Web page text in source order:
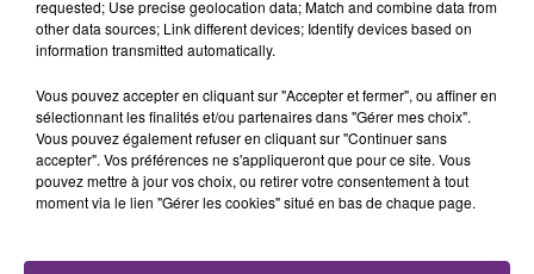
justifiée par la sécheresse intense qui est toujours
présente.
10h16
LE MAGASIN JOUÉCLUB DE REIMS FERME
SES PORTES
requested; Use precise geolocation data; Match and combine data from
other data sources; Link different devices; Identify devices based on
information transmitted automatically.
Vous pouvez accepter en cliquant sur "Accepter et fermer", ou affiner en
sélectionnant les finalités et/ou partenaires dans "Gérer mes choix".
Vous pouvez également refuser en cliquant sur "Continuer sans
accepter". Vos préférences ne s'appliqueront que pour ce site. Vous
pouvez mettre à jour vos choix, ou retirer votre consentement à tout
moment via le lien "Gérer les cookies" situé en bas de chaque page.